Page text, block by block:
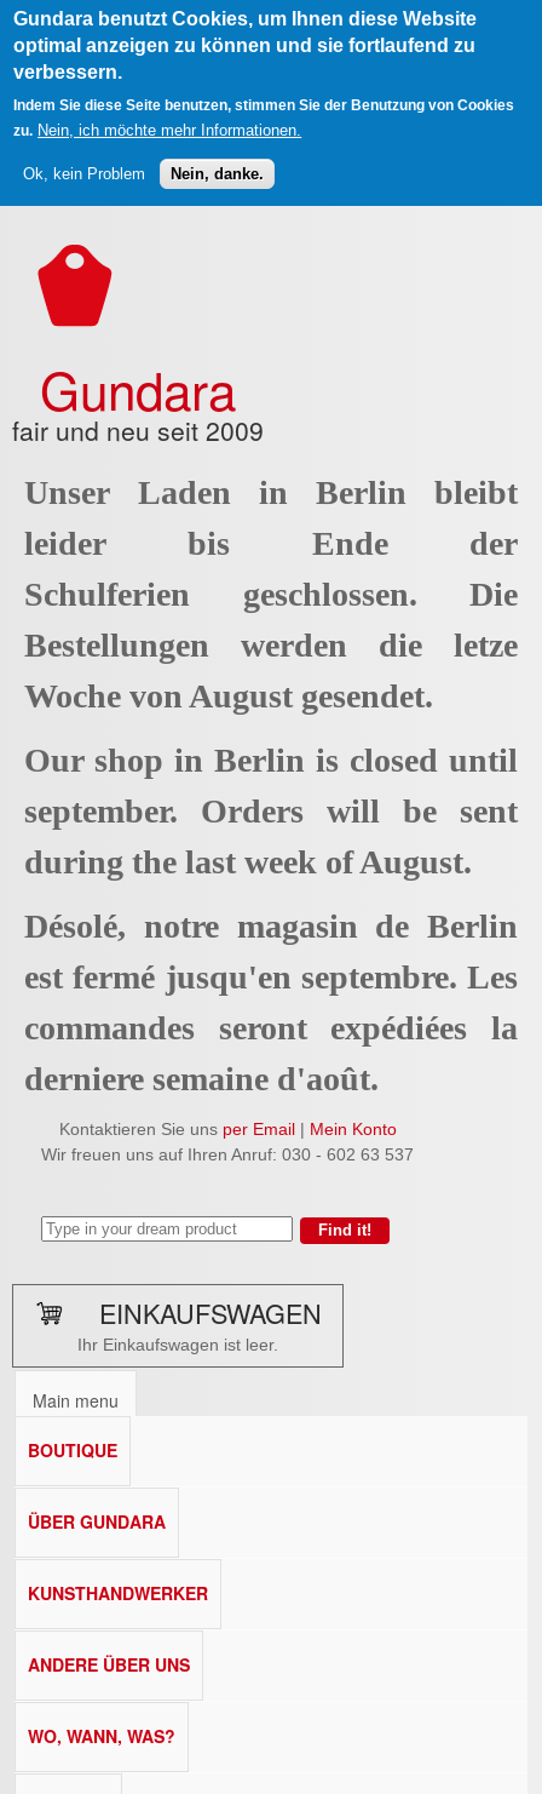
Gundara benutzt Cookies, um Ihnen diese Website
optimal anzeigen zu können und sie fortlaufend zu
verbessern.
Indem Sie diese Seite benutzen, stimmen Sie der Benutzung von Cookies
zu. Nein, ich möchte mehr Informationen.
Ok, kein Problem Nein, danke.
Gundara
fair und neu seit 2009
Unser Laden in Berlin bleibt
leider bis Ende der
Schulferien geschlossen. Die
Bestellungen werden die letze
Woche von August gesendet.
Our shop in Berlin is closed until
september. Orders will be sent
during the last week of August.
Désolé, notre magasin de Berlin
est fermé jusqu'en septembre. Les
commandes seront expédiées la
derniere semaine d'août.
Kontaktieren Sie uns per Email| Mein Konto
Wir freuen uns auf Ihren Anruf: 030 - 602 63 537
EINKAUFSWAGEN
Ihr Einkaufswagen ist leer.
Main menu
BOUTIQUE
ÜBER GUNDARA
KUNSTHANDWERKER
ANDERE ÜBER UNS
WO, WANN, WAS?